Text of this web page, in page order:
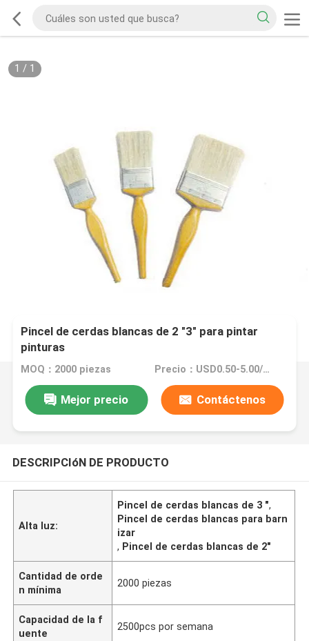
1 / 1
Pincel de cerdas blancas de 2 "3" para pintar
pinturas
MOQ：2000 piezas Precio：USD0.50-5.00/Pc
Mejor precio Contáctenos
DESCRIPCIóN DE PRODUCTO
Alta luz:
Pincel de cerdas blancas de 3 ",
Pincel de cerdas blancas para barn
izar
, Pincel de cerdas blancas de 2"
Cantidad de orde
n mínima
2000 piezas
Capacidad de la f
uente
2500pcs por semana